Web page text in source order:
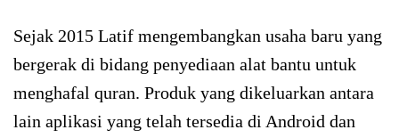
Sejak 2015 Latif mengembangkan usaha baru yang
bergerak di bidang penyediaan alat bantu untuk
menghafal quran. Produk yang dikeluarkan antara
lain aplikasi yang telah tersedia di Android dan